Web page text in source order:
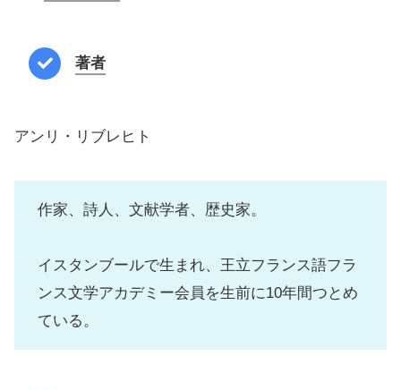
著者
アンリ・リブレヒト
作家、詩人、文献学者、歴史家。
イスタンブールで生まれ、王立フランス語フラ
ンス文学アカデミー会員を生前に10年間つとめ
ている。